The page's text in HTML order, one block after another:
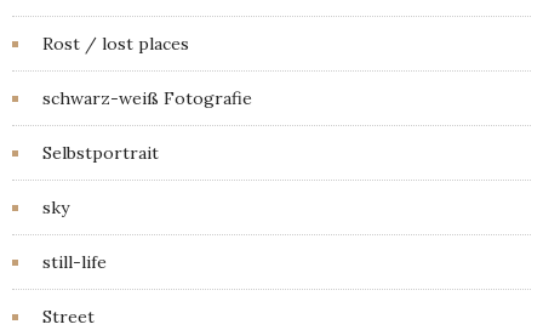
Rost / lost places
schwarz-weiß Fotografie
Selbstportrait
sky
still-life
Street